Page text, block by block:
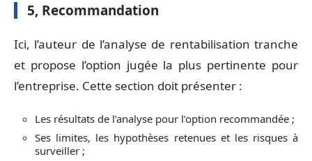
5, Recommandation
Ici, l’auteur de l’analyse de rentabilisation tranche
et propose l’option jugée la plus pertinente pour
l’entreprise. Cette section doit présenter :
Les résultats de l’analyse pour l’option recommandée ;
Ses limites, les hypothèses retenues et les risques à
surveiller ;